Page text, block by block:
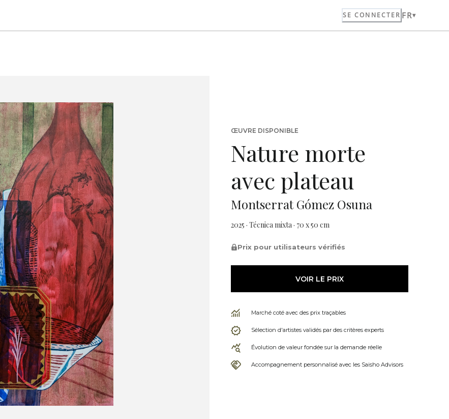
SE CONNECTER FR
ŒUVRE DISPONIBLE
Nature morte
avec plateau
Montserrat Gómez Osuna
2025 · Técnica mixta · 70 x 50 cm
Prix pour utilisateurs vérifiés
VOIR LE PRIX
Marché coté avec des prix traçables
Sélection d'artistes validés par des critères experts
Évolution de valeur fondée sur la demande réelle
Accompagnement personnalisé avec les Saisho Advisors